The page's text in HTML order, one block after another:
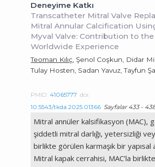
Deneyime Katkı
Transcatheter Mitral Valve
Mitral Annular Calcification
Myval Valve: Contribution to
Worldwide Experience
Teoman Kılıç , Şenol Coşkun, Didar
Tulay Hosten, Sadan Yavuz, Tayfun
PMID:41065777 doi:
10.5543/tkda.2025.01366 Sayfalar 433 -
Mitral annüler kalsifikasyon (MAC),
şiddetli mitral darlığı, yetersizliği
birlikte görülen karmaşık bir yapısal
Mitral kapak cerrahisi, MAC’la